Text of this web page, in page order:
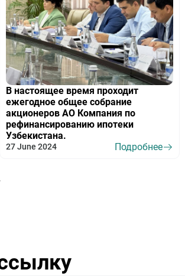
В настоящее время проходит
ежегодное общее собрание
акционеров АО Компания по
рефинансированию ипотеки
Узбекистана.
27 June 2024 Подробнее